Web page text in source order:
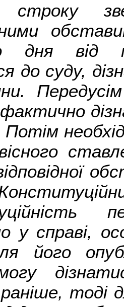
строку
дня від
до суду,
у справі,
його
тоді